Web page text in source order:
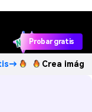
Probar gratis
Crea imágenes IA